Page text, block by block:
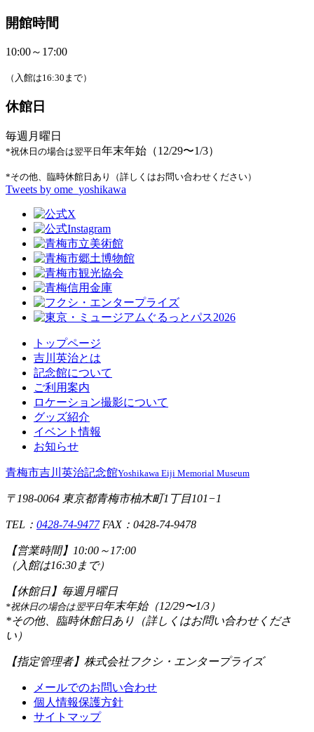
開館時間
10:00～17:00
（入館は16:30まで）
休館日
毎週月曜日
*祝休日の場合は翌平日 年末年始（12/29〜1/3）
*その他、臨時休館日あり（詳しくはお問い合わせください）
Tweets by ome_yoshikawa
トップページ
吉川英治とは
記念館について
ご利用案内
ロケーション撮影について
グッズ紹介
イベント情報
お知らせ
青梅市吉川英治記念館Yoshikawa Eiji Memorial Museum
〒198-0064 東京都青梅市柚木町1丁目101−1
TEL： 0428-74-9477FAX：0428-74-9478
【営業時間】 10:00～17:00
（入館は16:30まで）
【休館日】 毎週月曜日
*祝休日の場合は翌平日年末年始（12/29〜1/3）
*その他、臨時休館日あり（詳しくはお問い合わせくださ
い）
【指定管理者】 株式会社フクシ・エンタープライズ
メールでのお問い合わせ
個人情報保護方針
サイトマップ